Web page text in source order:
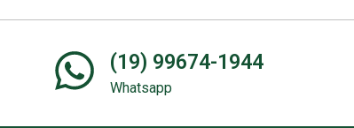
(19) 99674-1944
Whatsapp